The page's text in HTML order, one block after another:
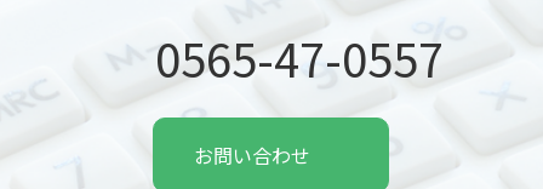
0565-47-0557
お問い合わせ